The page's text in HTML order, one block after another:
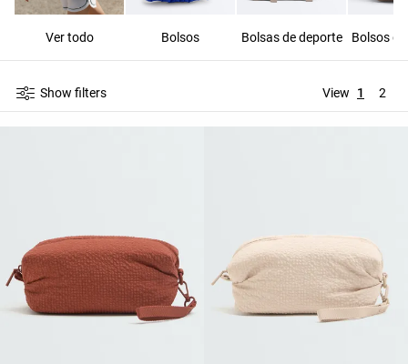
Ver todo Bolsos Bolsas de deporte
Show filters View 1 2